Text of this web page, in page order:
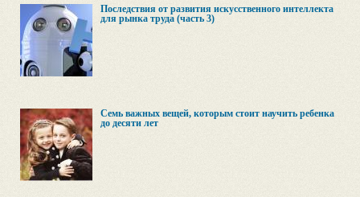
Последствия от развития искусственного интеллекта
для рынка труда (часть 3)
Семь важных вещей, которым стоит научить ребенка
до десяти лет